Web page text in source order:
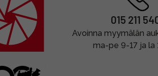
015 211
Avoinna myymälän
ma-pe 9-17 ja la